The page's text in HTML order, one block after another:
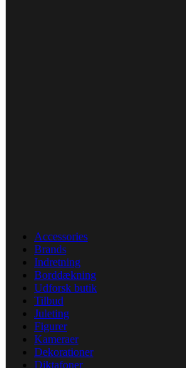
Accessories
Brands
Indretning
Borddækning
Udforsk butik
Tilbud
Juleting
Figurer
Kameraer
Dekorationer
Diktafoner